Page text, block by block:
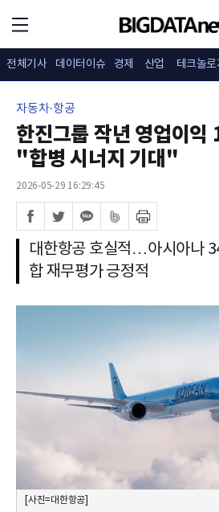
전체기사 데이터이슈 경제 산업 테크놀로
자동차·항공
한진그룹 작년 영업이
"합병 시너지 기대"
2026-05-29 16:29:45
대한항공 호실적…아시아나
합 재무평가 긍정적
[사진=대한항공]